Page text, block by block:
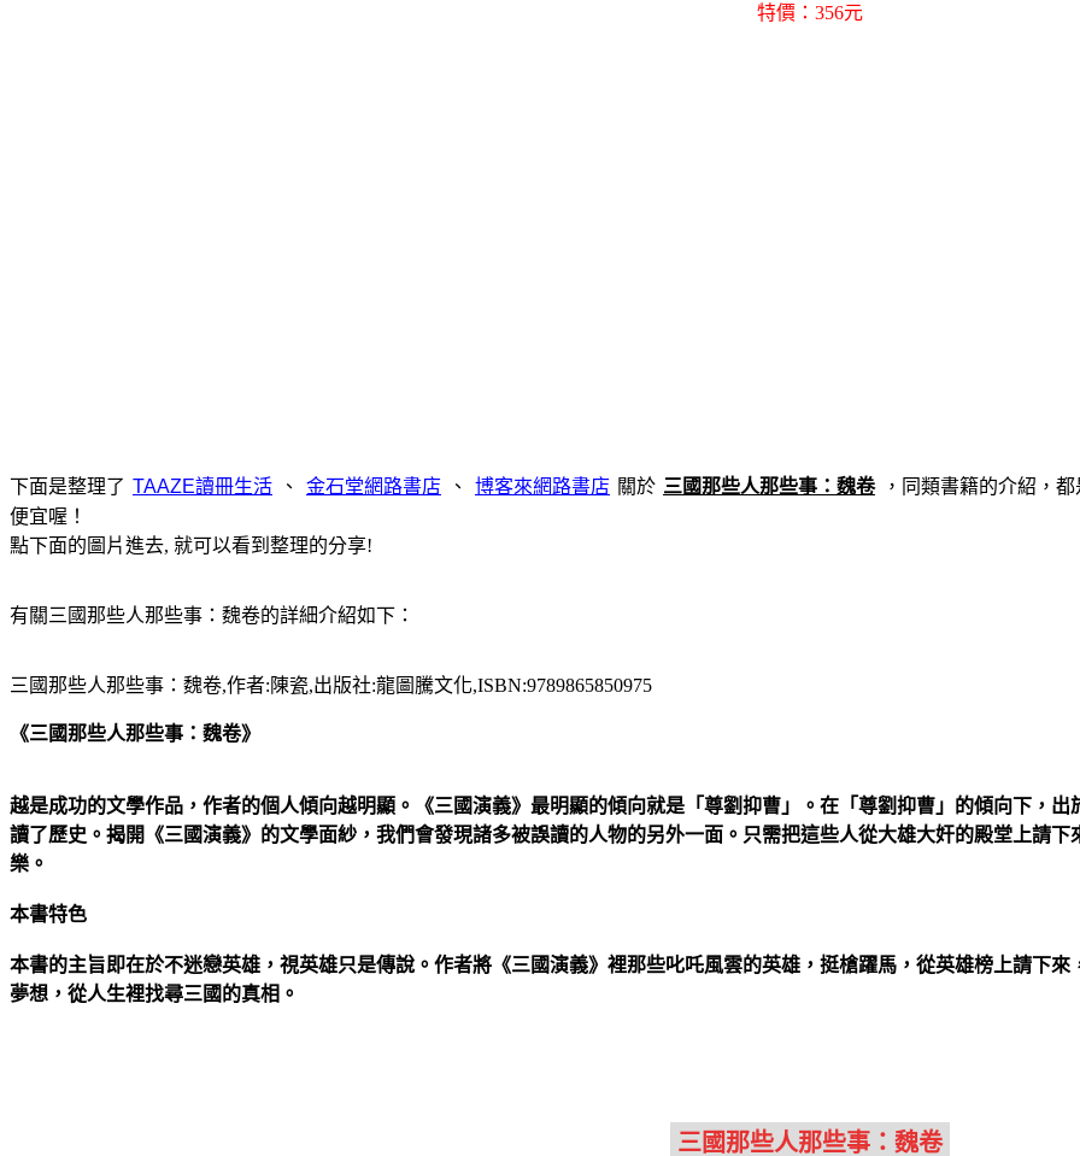
特價：356元
下面是整理了 、 、 關於 ， 同類書籍的介紹，
便宜喔！
點下面的圖片進去, 就可以看到整理的分享!
有關三國那些人那些事：魏卷的詳細介紹如下：
三國那些人那些事：魏卷,作者:陳瓷,出版社:龍圖騰文化,ISBN:9789865850975
《三國那些人那些事：魏卷》
越是成功的文學作品，作者的個人傾向越明顯。《三國演義》最明顯的傾向就是「尊劉抑曹」。在「尊劉抑曹」的傾向下，
讀了歷史。揭開《三國演義》的文學面紗，我們會發現諸多被誤讀的人物的另外一面。只需把這些人從大雄大奸的殿堂上請
樂。
本書特色
本書的主旨即在於不迷戀英雄，視英雄只是傳說。作者將《三國演義》裡那些叱吒風雲的英雄，挺槍躍馬，從英雄榜上請下
夢想，從人生裡找尋三國的真相。